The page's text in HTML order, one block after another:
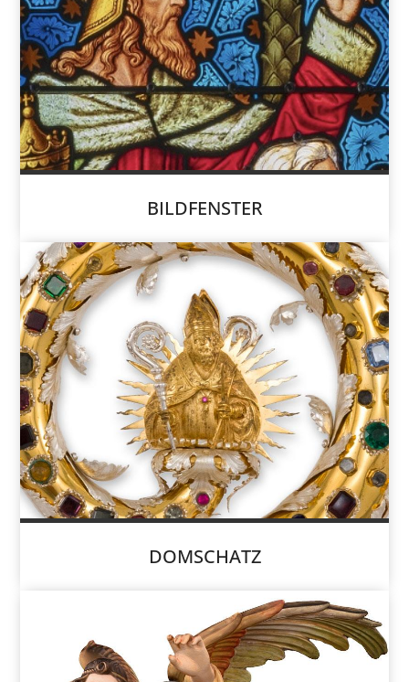
BILDFENSTER
DOMSCHATZ